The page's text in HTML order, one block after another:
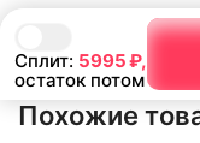
Сплит: 5995₽,
остаток потом
Похожие